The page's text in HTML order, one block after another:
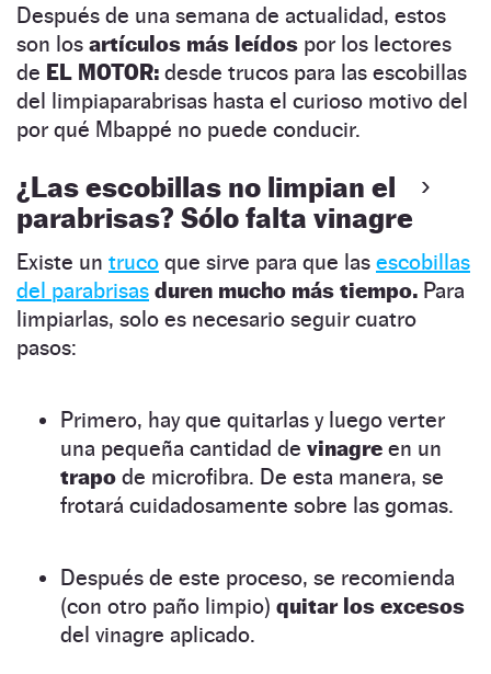
Después de una semana de actualidad, estos
son los artículos más leídos por los lectores
de EL MOTOR: desde trucos para las escobillas
del limpiaparabrisas hasta el curioso motivo del
por qué Mbappé no puede conducir.
¿Las escobillas no limpian el
parabrisas? Sólo falta vinagre
Existe un truco que sirve para que las escobillas
del parabrisas duren mucho más tiempo. Para
limpiarlas, solo es necesario seguir cuatro
pasos:
Primero, hay que quitarlas y luego verter
una pequeña cantidad de vinagre en un
trapo de microfibra. De esta manera, se
frotará cuidadosamente sobre las gomas.
Después de este proceso, se recomienda
(con otro paño limpio) quitar los excesos
del vinagre aplicado.